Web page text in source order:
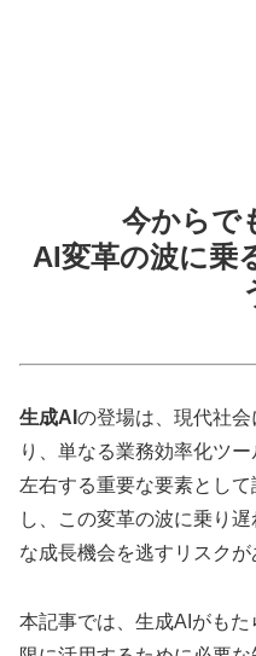
今からで
AI変革の波に乗
生成AI の登場は、現代社
り、単なる業務効率化ツ
左右する重要な要素として
し、この変革の波に乗り
な成長機会を逃すリスクが
本記事では、生成AIがも